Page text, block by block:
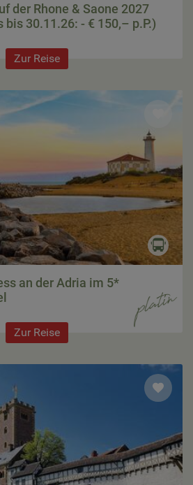
der Rhone & Saone 2027
bis 30.11.26: - € 150,– p.P.)
Zur Reise
an der Adria im 5*
Zur Reise